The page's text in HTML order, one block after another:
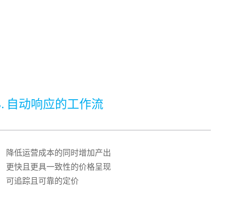
自动响应的工作流
降低运营成本的同时增加产出
更快且更具一致性的价格呈现
可追踪且可靠的定价